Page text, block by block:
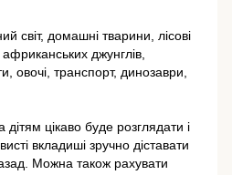
світ, домашні тварини, лісові
джунглів,
овочі, транспорт, динозаври,
цікаво буде розглядати і
вкладиші зручно діставати
Можна також рахувати